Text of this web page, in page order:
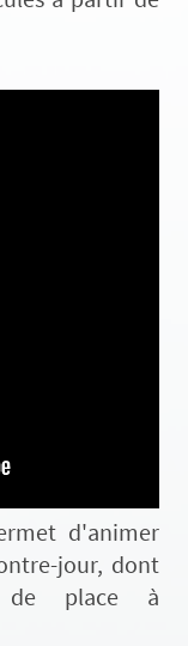
d'animer
jour, dont
de place à